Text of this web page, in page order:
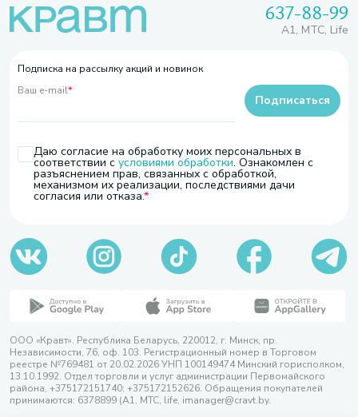
637-88-99
A1, МТС, Life
Подписка на рассылку акций и новинок
Ваш e-mail*
Даю согласие на обработку моих персональных в
соответствии с условиями обработки. Ознакомлен с
разъяснением прав, связанных с обработкой,
механизмом их реализации, последствиями дачи
согласия или отказа.
Подписаться
ООО «Кравт». Республика Беларусь, 220012, г. Минск, пр.
Независимости, 76, оф. 103. Регистрационный номер в Торговом
реестре №769481 от 20.02.2026 УНП 100149474 Минский горисполком,
13.10.1992. Отдел торговли и услуг администрации Первомайского
района, +375172151740; +375172152626. Обращения покупателей
принимаются: 6378899 (А1, МТС, life, imanager@cravt.by.